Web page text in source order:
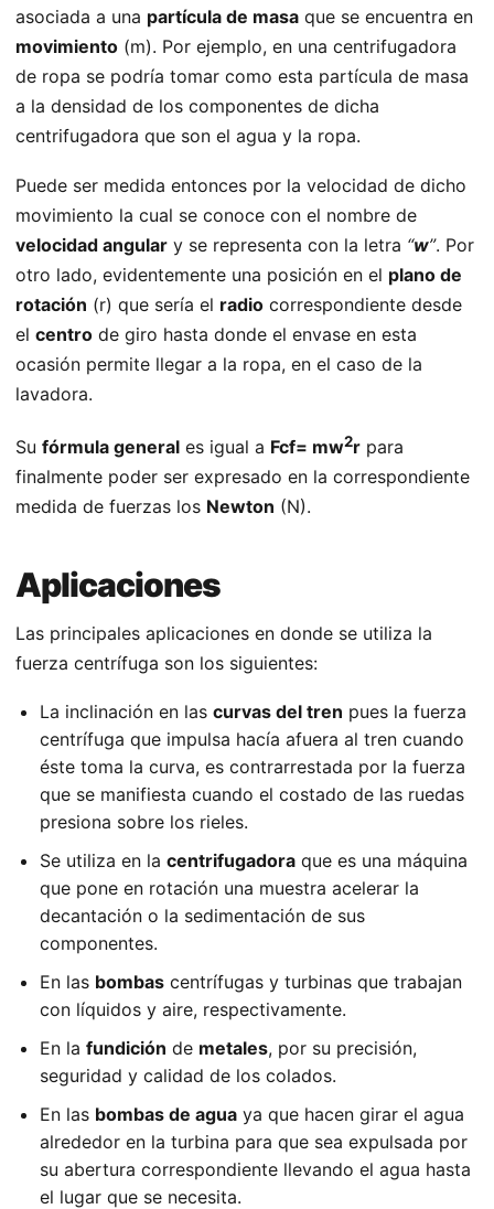
asociada a una partícula de masa que se encuentra en
movimiento (m). Por ejemplo, en una centrifugadora
de ropa se podría tomar como esta partícula de masa
a la densidad de los componentes de dicha
centrifugadora que son el agua y la ropa.
Puede ser medida entonces por la velocidad de dicho
movimiento la cual se conoce con el nombre de
velocidad angular y se representa con la letra “w”. Por
otro lado, evidentemente una posición en el plano de
rotación (r) que sería el radio correspondiente desde
el centro de giro hasta donde el envase en esta
ocasión permite llegar a la ropa, en el caso de la
lavadora.
Su fórmula general es igual a Fcf= mw2r para
finalmente poder ser expresado en la correspondiente
medida de fuerzas los Newton (N).
Aplicaciones
Las principales aplicaciones en donde se utiliza la
fuerza centrífuga son los siguientes:
La inclinación en las curvas del tren pues la fuerza
centrífuga que impulsa hacía afuera al tren cuando
éste toma la curva, es contrarrestada por la fuerza
que se manifiesta cuando el costado de las ruedas
presiona sobre los rieles.
Se utiliza en la centrifugadora que es una máquina
que pone en rotación una muestra acelerar la
decantación o la sedimentación de sus
componentes.
En las bombas centrífugas y turbinas que trabajan
con líquidos y aire, respectivamente.
En la fundición de metales, por su precisión,
seguridad y calidad de los colados.
En las bombas de agua ya que hacen girar el agua
alrededor en la turbina para que sea expulsada por
su abertura correspondiente llevando el agua hasta
el lugar que se necesita.